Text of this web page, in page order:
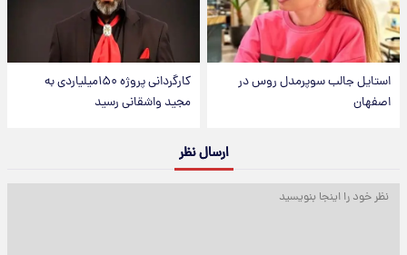
استایل جالب سوپرمدل روس در
اصفهان
کارگردانی پروژه ۱۵۰میلیاردی به
مجید واشقانی رسید
ارسال نظر